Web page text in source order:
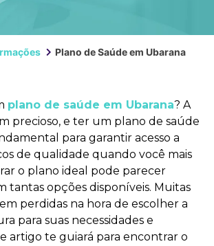
Plano de Saúde em Ubarana
plano de saúde em Ubarana? A
precioso, e ter um plano de saúde
para garantir acesso a
de qualidade quando você mais
o plano ideal pode parecer
tantas opções disponíveis. Muitas
perdidas na hora de escolher a
para suas necessidades e
artigo te guiará para encontrar o